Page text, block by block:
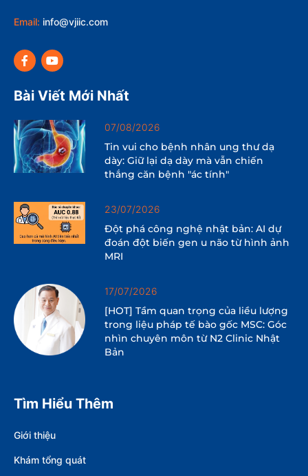
Email: info@vjiic.com
Bài Viết Mới Nhất
07/08/2026
Tin vui cho bệnh nhân ung thư dạ
dày: Giữ lại dạ dày mà vẫn chiến
thắng căn bệnh "ác tính"
23/07/2026
Đột phá công nghệ nhật bản: AI dự
đoán đột biến gen u não từ hình ảnh
MRI
17/07/2026
[HOT] Tầm quan trọng của liều lượng
trong liệu pháp tế bào gốc MSC: Góc
nhìn chuyên môn từ N2 Clinic Nhật
Bản
Tìm Hiểu Thêm
Giới thiệu
Khám tổng quát